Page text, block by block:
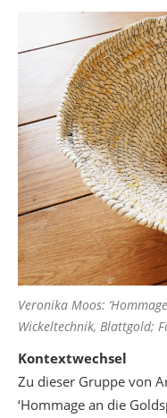
Veronika Moos:
Wickeltechnik, Blattgold;
Kontextwechsel
Zu dieser Gruppe von
‘Hommage an die